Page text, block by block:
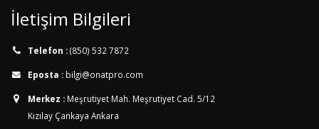
İletişim Bilgileri
Telefon :(850) 532 7872
Eposta : bilgi@onatpro.com
Merkez : Meşrutiyet Mah. Meşrutiyet Cad. 5/12
Kızılay Çankaya Ankara